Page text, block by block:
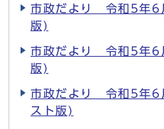
市政だより 令和5年
版)
市政だより 令和5年
版)
市政だより 令和5年
スト版)